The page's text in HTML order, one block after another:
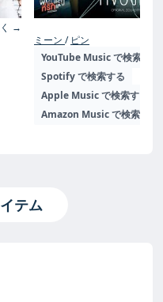
→
ミーン
ピン
YouTube Music で検索する
Spotify で検索する
Apple Music で検索する
Amazon Music で検索する
テム